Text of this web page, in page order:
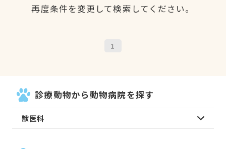
再度条件を変更して検索してください。
1
診療動物から動物病院を探す
獣医科